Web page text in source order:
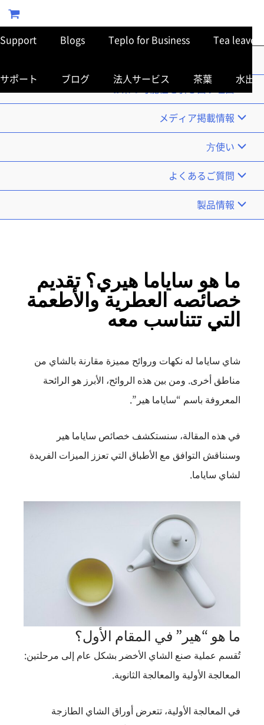
メディア掲載情報
使い⽅
よくあるご質問
製品情報
Tea leaves
Teplo for Business
Blogs
Support
水出
茶葉
法人サービス
ブログ
サポート
ما هو ساياما هيري؟ تقديم
خصائصه العطرية والأطعمة
التي تتناسب معه
شاي ساياما له نكهات وروائح مميزة مقارنة بالشاي من
مناطق أخرى. ومن بين هذه الروائح، الأبرز هو الرائحة
المعروفة باسم “ساياما هير”.
في هذه المقالة، سنستكشف خصائص ساياما هير
وسنناقش التوافق مع الأطباق التي تعزز الميزات الفريدة
لشاي ساياما.
ما هو “هير” في المقام الأول؟
تُقسم عملية صنع الشاي الأخضر بشكل عام إلى مرحلتين:
المعالجة الأولية والمعالجة الثانوية.
في المعالجة الأولية، تتعرض أوراق الشاي الطازجة